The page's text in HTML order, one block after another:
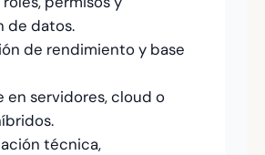
de datos.
de rendimiento y base
en servidores, cloud o
técnica,